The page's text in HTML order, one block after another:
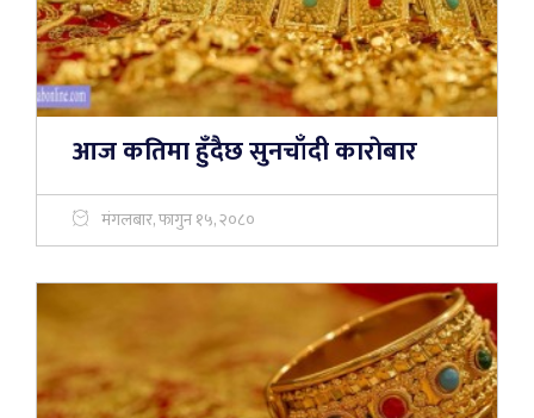
आज कतिमा हुँदैछ सुनचाँदी काराेबार
मंगलबार, फागुन १५, २०८०